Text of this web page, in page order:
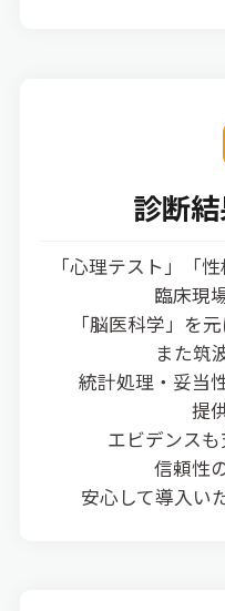
診断
「心理テスト」「
臨床現
「脳医科学」を
また筑
統計処理・妥当
提
エビデンスも
信頼性
安心して導入い